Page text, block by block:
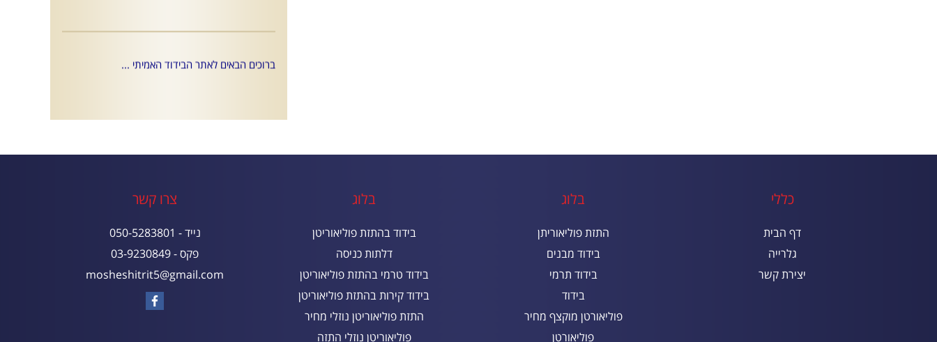
ברוכים הבאים לאתר הבידוד האמיתי ...
צרו קשר
נייד - 050-5283801
פקס - 03-9230849
mosheshitrit5@gmail.com
בלוג
בידוד בהתזת פוליאוריטן
דלתות כניסה
בידוד טרמי בהתזת פוליאוריטן
בידוד קירות בהתזת פוליאוריטן
התזת פוליאוריטן נוזלי מחיר
פוליאוריטן נוזלי התזה
בלוג
התזת פוליאוריתן
בידוד מבנים
בידוד תרמי
בידוד
פוליאורטן מוקצף מחיר
פוליאורטן
כללי
דף הבית
גלרייה
יצירת קשר